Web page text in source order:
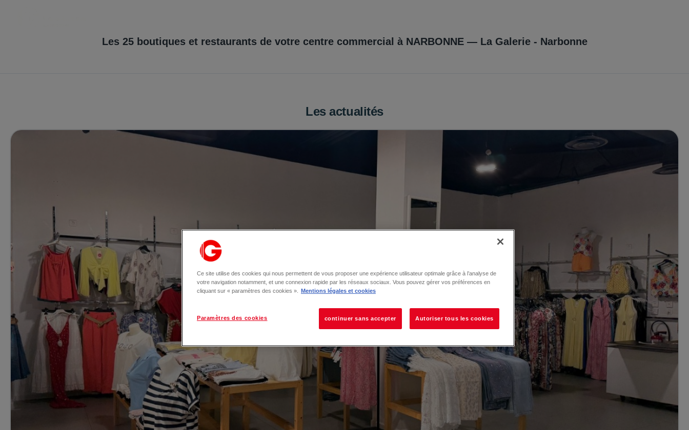
Les 25boutiques et restaurants de votre centre commercial à NARBONNE — La Galerie - Narbonne
Les actualités
Ce site utilise des cookies qui nous permettent de vous proposer une expérience utilisateur optimale grâce à l’analyse de
votre navigation notamment, et une connexion rapide par les réseaux sociaux. Vous pouvez gérer vos préférences en
cliquant sur « paramètres des cookies ».
Mentions légales et cookies
Paramètres des cookies continuer sans accepter Autoriser tous les cookies